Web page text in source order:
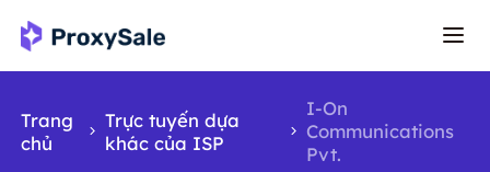
Trang
chủ
Trực tuyến dựa
khác của ISP
I-On
Communications
Pvt.